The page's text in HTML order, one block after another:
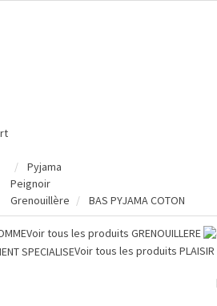
Voir tous les produits GRENOUILLERE
Voir tous les produits PLAISIR
Pyjama
Peignoir
Grenouillère
BAS PYJAMA COTON